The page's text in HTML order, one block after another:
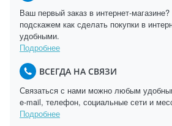
Ваш первый заказ в интернет-
подскажем как сделать покупки в
удобными.
Подробнее
ВСЕГДА НА СВЯЗИ
Связаться с нами можно любым
e-mail, телефон, социальные сети и
Подробнее